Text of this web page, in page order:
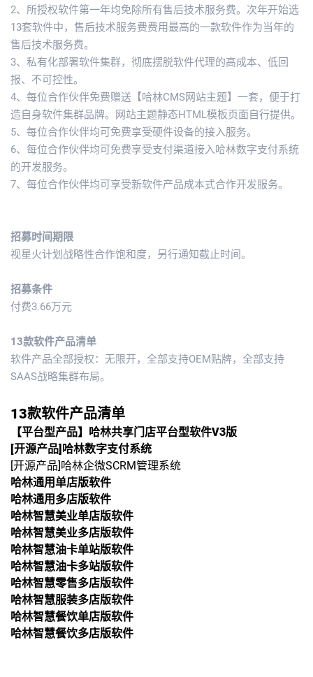
2、所授权软件第一年均免除所有售后技术服务费。次年开始选
13套软件中，售后技术服务费费用最高的一款软件作为当年的
售后技术服务费。
3、私有化部署软件集群，彻底摆脱软件代理的高成本、低回
报、不可控性。
4、每位合作伙伴免费赠送【哈林CMS网站主题】一套，便于打
造自身软件集群品牌。网站主题静态HTML模板页面自行提供。
5、每位合作伙伴均可免费享受硬件设备的接入服务。
6、每位合作伙伴均可免费享受支付渠道接入哈林数字支付系统
的开发服务。
7、每位合作伙伴均可享受新软件产品成本式合作开发服务。
招募时间期限
视星火计划战略性合作饱和度，另行通知截止时间。
招募条件
付费3.66万元
13款软件产品清单
软件产品全部授权：无限开，全部支持OEM贴牌，全部支持
SAAS战略集群布局。
13款软件产品清单
【平台型产品】哈林共享门店平台型软件V3版
[开源产品]哈林数字支付系统
[开源产品]哈林企微SCRM管理系统
哈林通用单店版软件
哈林通用多店版软件
哈林智慧美业单店版软件
哈林智慧美业多店版软件
哈林智慧油卡单站版软件
哈林智慧油卡多站版软件
哈林智慧零售多店版软件
哈林智慧服装多店版软件
哈林智慧餐饮单店版软件
哈林智慧餐饮多店版软件